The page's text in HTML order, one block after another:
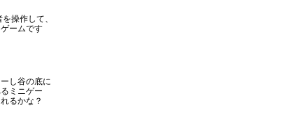
操作して、
ームです
し谷の底に
ミニゲー
るかな？